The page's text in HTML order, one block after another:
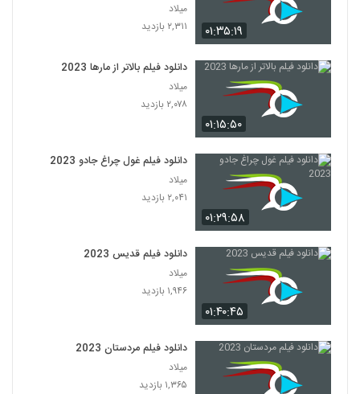
۰۱:۳۵:۱۹
میلاد
۲,۳۱۱ بازدید
۰۱:۱۵:۵۰
دانلود فیلم بالاتر از مارها 2023
میلاد
۲,۰۷۸ بازدید
۰۱:۲۹:۵۸
دانلود فیلم غول چراغ جادو 2023
میلاد
۲,۰۴۱ بازدید
۰۱:۴۰:۴۵
دانلود فیلم قدیس 2023
میلاد
۱,۹۴۶ بازدید
دانلود فیلم مردستان 2023
میلاد
۱,۳۶۵ بازدید